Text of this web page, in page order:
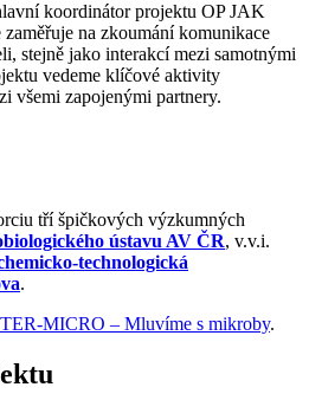
koordinátor projektu OP JAK
na zkoumání komunikace
stejně jako interakcí mezi samotnými
vedeme klíčové aktivity
všemi zapojenými partnery.
tří špičkových výzkumných
ústavu AV ČR, v.v.i.
technologická
.
MICRO – Mluvíme s mikroby.